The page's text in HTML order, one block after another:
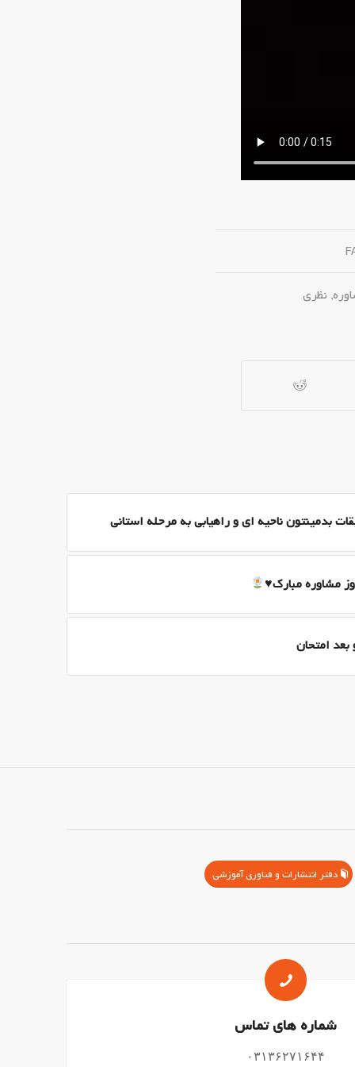
, نظری
بدمینتون ناحیه ای و راهیابی به مرحله استانی
مشاوره مبارک♥️
امتحان
دفتر انتشارات و فناوری آموزشی
شماره های تماس
۰۳۱۳۶۲۷۱۶۴۴